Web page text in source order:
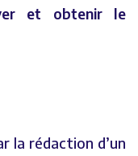
et obtenir le
la rédaction d’un